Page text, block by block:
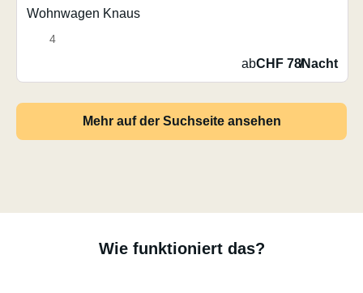
Wohnwagen Knaus
4
abCHF 78/Nacht
Mehr auf der Suchseite ansehen
Wie funktioniert das?